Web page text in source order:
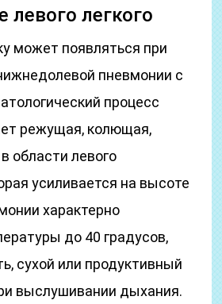
левого легкого
может появляться при
пневмонии с
процесс
режущая, колющая,
области левого
усиливается на высоте
характерно
до 40 градусов,
сухой или продуктивный
выслушивании дыхания.